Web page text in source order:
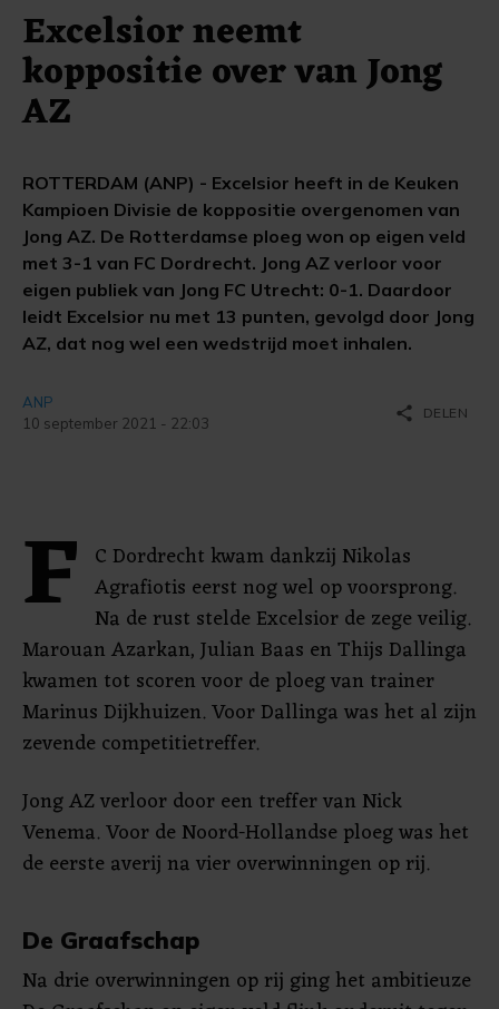
Excelsior neemt
koppositie over van Jong
AZ
ROTTERDAM (ANP) - Excelsior heeft in de Keuken
Kampioen Divisie de koppositie overgenomen van
Jong AZ. De Rotterdamse ploeg won op eigen veld
met 3-1 van FC Dordrecht. Jong AZ verloor voor
eigen publiek van Jong FC Utrecht: 0-1. Daardoor
leidt Excelsior nu met 13 punten, gevolgd door Jong
AZ, dat nog wel een wedstrijd moet inhalen.
ANP
10 september 2021 - 22:03
share DELEN
F C Dordrecht kwam dankzij Nikolas
Agrafiotis eerst nog wel op voorsprong.
Na de rust stelde Excelsior de zege veilig.
Marouan Azarkan, Julian Baas en Thijs Dallinga
kwamen tot scoren voor de ploeg van trainer
Marinus Dijkhuizen. Voor Dallinga was het al zijn
zevende competitietreffer.
Jong AZ verloor door een treffer van Nick
Venema. Voor de Noord-Hollandse ploeg was het
de eerste averij na vier overwinningen op rij.
De Graafschap
Na drie overwinningen op rij ging het ambitieuze